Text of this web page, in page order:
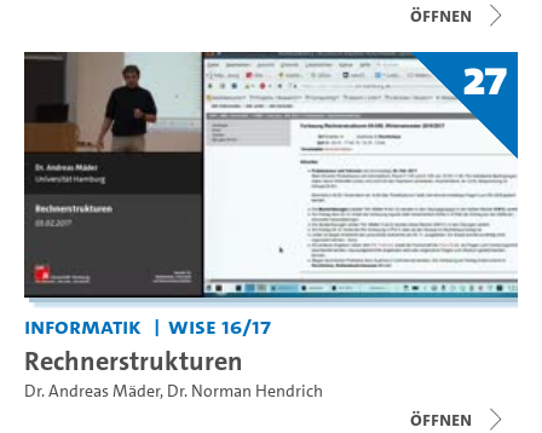
Öffnen
27
Informatik WiSe 16/17
Rechnerstrukturen
Dr. Andreas Mäder, Dr. Norman Hendrich
Öffnen